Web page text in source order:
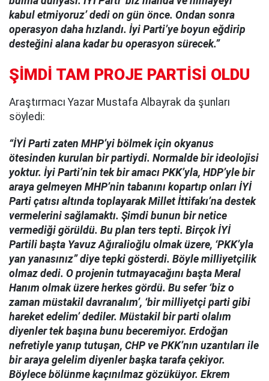
kabul etmiyoruz’ dedi on gün önce. Ondan sonra
operasyon daha hızlandı. İyi Parti’ye boyun eğdirip
desteğini alana kadar bu operasyon sürecek.”
ŞİMDİ TAM PROJE PARTİSİ OLDU
Araştırmacı Yazar Mustafa Albayrak da şunları
söyledi:
“İYİ Parti zaten MHP’yi bölmek için okyanus
ötesinden kurulan bir partiydi. Normalde bir ideolojisi
yoktur. İyi Parti’nin tek bir amacı PKK’yla, HDP’yle bir
araya gelmeyen MHP’nin tabanını kopartıp onları İYİ
Parti çatısı altında toplayarak Millet İttifakı’na destek
vermelerini sağlamaktı. Şimdi bunun bir netice
vermediği görüldü. Bu plan ters tepti. Birçok İYİ
Partili başta Yavuz Ağıralioğlu olmak üzere, ‘PKK’yla
yan yanasınız” diye tepki gösterdi. Böyle milliyetçilik
olmaz dedi. O projenin tutmayacağını başta Meral
Hanım olmak üzere herkes gördü. Bu sefer ‘biz o
zaman müstakil davranalım’, ‘bir milliyetçi parti gibi
hareket edelim’ dediler. Müstakil bir parti olalım
diyenler tek başına bunu beceremiyor. Erdoğan
nefretiyle yanıp tutuşan, CHP ve PKK’nın uzantıları ile
bir araya gelelim diyenler başka tarafa çekiyor.
Böylece bölünme kaçınılmaz gözüküyor. Ekrem